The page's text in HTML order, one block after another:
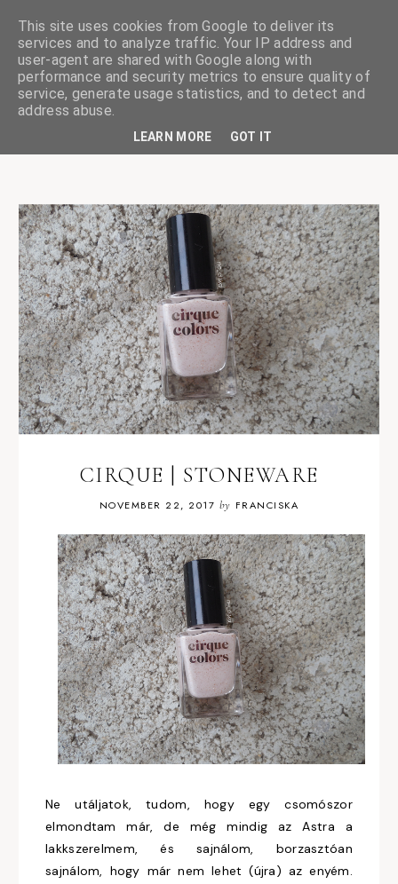
ciskaságok
CIRQUE | STONEWARE
NOVEMBER 22, 2017 by FRANCISKA
Ne utáljatok, tudom, hogy egy csomószor
elmondtam már, de még mindig az Astra a
lakkszerelmem, és sajnálom, borzasztóan
sajnálom, hogy már nem lehet (újra) az enyém.
This site uses cookies from Google to deliver its
services and to analyze traffic. Your IP address and
user-agent are shared with Google along with
performance and security metrics to ensure quality of
service, generate usage statistics, and to detect and
address abuse.
LEARN MORE GOT IT